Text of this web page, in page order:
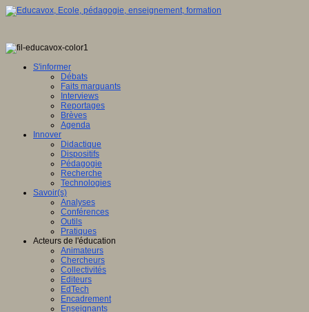
S'informer
Débats
Faits marquants
Interviews
Reportages
Brèves
Agenda
Innover
Didactique
Dispositifs
Pédagogie
Recherche
Technologies
Savoir(s)
Analyses
Conférences
Outils
Pratiques
Acteurs de l'éducation
Animateurs
Chercheurs
Collectivités
Editeurs
EdTech
Encadrement
Enseignants